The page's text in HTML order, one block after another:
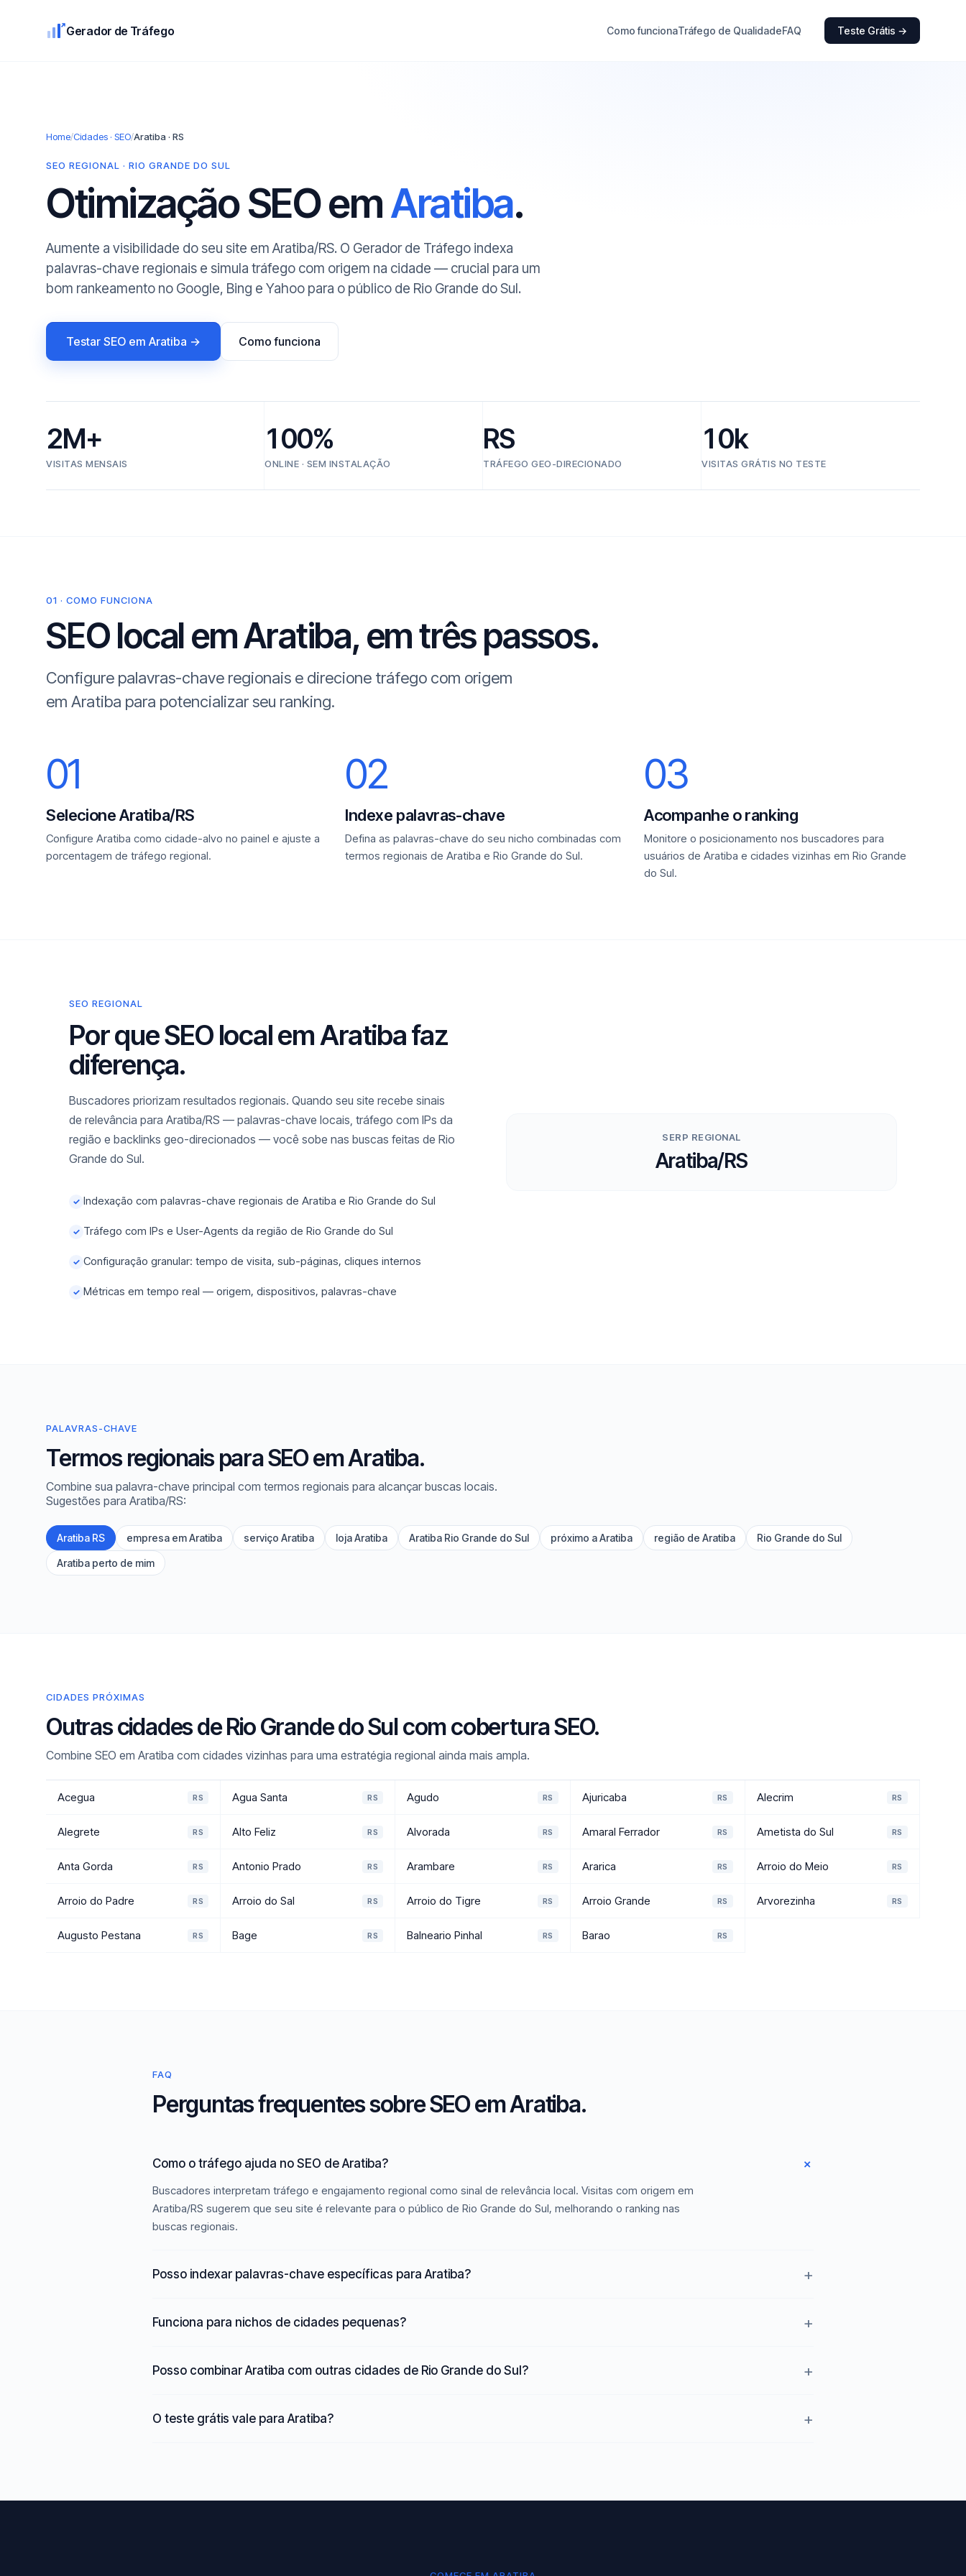
Gerador de Tráfego Como funcionaTráfego de QualidadeFAQ Teste Grátis →
Home/Cidades · SEO/Aratiba · RS
SEO REGIONAL · RIO GRANDE DO SUL
Otimização SEO emAratiba.
Aumente a visibilidade do seu site em Aratiba/RS. O Gerador de Tráfego indexa
palavras-chave regionais e simula tráfego com origem na cidade — crucial para um
bom rankeamento no Google, Bing e Yahoo para o público de Rio Grande do Sul.
Testar SEO em Aratiba → Como funciona
2M+
VISITAS MENSAIS
100%
ONLINE · SEM INSTALAÇÃO
RS
TRÁFEGO GEO-DIRECIONADO
10k
VISITAS GRÁTIS NO TESTE
01 · COMO FUNCIONA
SEO local em Aratiba, em três passos.
Configure palavras-chave regionais e direcione tráfego com origem
em Aratiba para potencializar seu ranking.
01
Selecione Aratiba/RS
Configure Aratiba como cidade-alvo no painel e ajuste a
porcentagem de tráfego regional.
02
Indexe palavras-chave
Defina as palavras-chave do seu nicho combinadas com
termos regionais de Aratiba e Rio Grande do Sul.
03
Acompanhe o ranking
Monitore o posicionamento nos buscadores para
usuários de Aratiba e cidades vizinhas em Rio Grande
do Sul.
SEO REGIONAL
Por que SEO local em Aratiba faz
diferença.
Buscadores priorizam resultados regionais. Quando seu site recebe sinais
de relevância para Aratiba/RS — palavras-chave locais, tráfego com IPs da
região e backlinks geo-direcionados — você sobe nas buscas feitas de Rio
Grande do Sul.
✓ Indexação com palavras-chave regionais de Aratiba e Rio Grande do Sul
✓ Tráfego com IPs e User-Agents da região de Rio Grande do Sul
✓ Configuração granular: tempo de visita, sub-páginas, cliques internos
✓ Métricas em tempo real — origem, dispositivos, palavras-chave
SERP REGIONAL
Aratiba/RS
PALAVRAS-CHAVE
Termos regionais para SEO em Aratiba.
Combine sua palavra-chave principal com termos regionais para alcançar buscas locais.
Sugestões para Aratiba/RS:
Aratiba RS empresa em Aratiba serviço Aratiba loja Aratiba Aratiba Rio Grande do Sul próximo a Aratiba região de Aratiba Rio Grande do Sul
Aratiba perto de mim
CIDADES PRÓXIMAS
Outras cidades de Rio Grande do Sul com cobertura SEO.
Combine SEO em Aratiba com cidades vizinhas para uma estratégia regional ainda mais ampla.
Acegua RS Agua Santa RS Agudo RS Ajuricaba RS Alecrim RS
Alegrete RS Alto Feliz RS Alvorada RS Amaral Ferrador RS Ametista do Sul RS
Anta Gorda RS Antonio Prado RS Arambare RS Ararica RS Arroio do Meio RS
Arroio do Padre RS Arroio do Sal RS Arroio do Tigre RS Arroio Grande RS Arvorezinha RS
Augusto Pestana RS Bage RS Balneario Pinhal RS Barao RS
FAQ
Perguntas frequentes sobre SEO em Aratiba.
Como o tráfego ajuda no SEO de Aratiba?
Buscadores interpretam tráfego e engajamento regional como sinal de relevância local. Visitas com origem em
Aratiba/RS sugerem que seu site é relevante para o público de Rio Grande do Sul, melhorando o ranking nas
buscas regionais.
Posso indexar palavras-chave específicas para Aratiba?
Funciona para nichos de cidades pequenas?
Posso combinar Aratiba com outras cidades de Rio Grande do Sul?
O teste grátis vale para Aratiba?